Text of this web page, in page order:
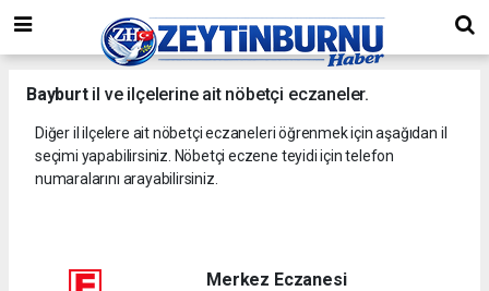
Bayburtil ve ilçelerine ait nöbetçi eczaneler.
Diğer il ilçelere ait nöbetçi eczaneleri öğrenmek için aşağıdan il
seçimi yapabilirsiniz. Nöbetçi eczene teyidi için telefon
numaralarını arayabilirsiniz.
Merkez Eczanesi